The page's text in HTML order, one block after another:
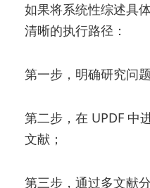
如果将系统性综述具
清晰的执行路径：
第一步，明确研究问
第二步，在 UPDF 中
文献；
第三步，通过多文献